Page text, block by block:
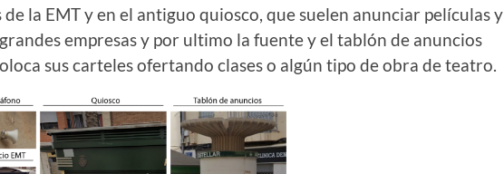
de la EMT y en el antiguo quiosco, que suelen anunciar películas y
empresas y por ultimo la fuente y el tablón de anuncios
sus carteles ofertando clases o algún tipo de obra de teatro.